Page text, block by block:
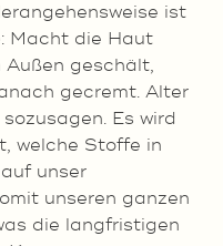
ist
Macht die Haut
Außen geschält,
gecremt. Alter
Es wird
welche Stoffe in
unser
unseren ganzen
die langfristigen